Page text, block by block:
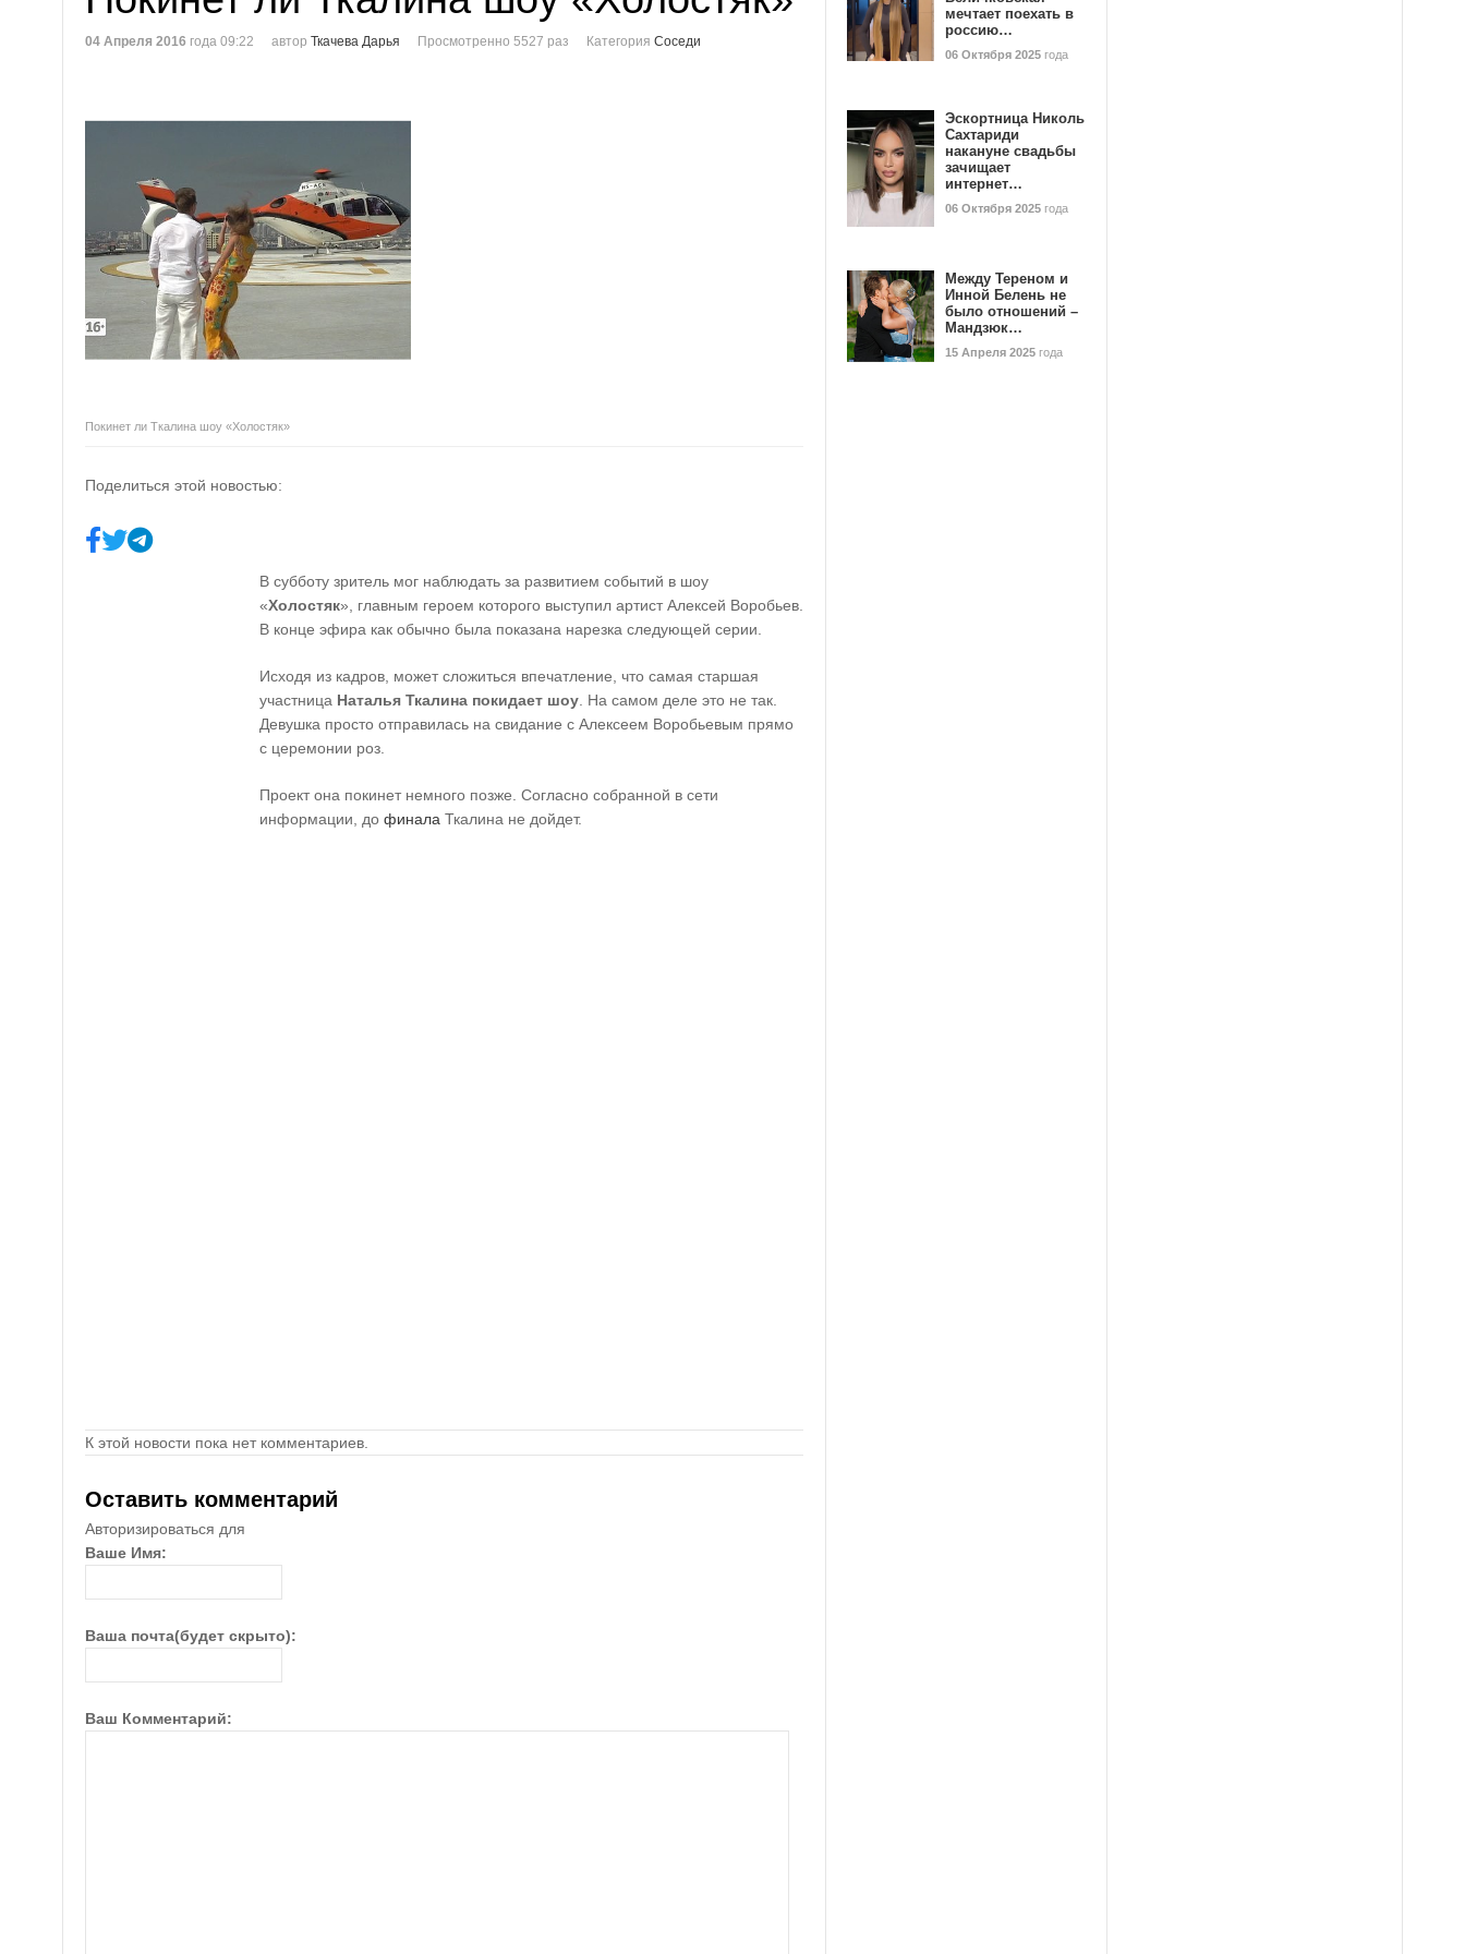
04 Апреля 2016 года 09:22 автор Ткачева Дарья Просмотренно 5527 раз Категория Соседи
Покинет ли Ткалина шоу «Холостяк»
Поделиться этой новостью:
В субботу зритель мог наблюдать за развитием событий в шоу
«Холостяк», главным героем которого выступил артист Алексей Воробьев.
В конце эфира как обычно была показана нарезка следующей серии.
Исходя из кадров, может сложиться впечатление, что самая старшая
участница Наталья Ткалина покидает шоу . На самом деле это не так.
Девушка просто отправилась на свидание с Алексеем Воробьевым прямо
с церемонии роз.
Проект она покинет немного позже. Согласно собранной в сети
информации, до финала Ткалина не дойдет.
К этой новости пока нет комментариев.
Оставить комментарий
Авторизироваться для
Ваше Имя:
Ваша почта(будет скрыто):
Ваш Комментарий:
мечтает поехать в
россию…
06 Октября 2025 года
Эскортница Николь
Сахтариди
накануне свадьбы
зачищает
интернет…
06 Октября 2025 года
Между Тереном и
Инной Белень не
было отношений –
Мандзюк…
15 Апреля 2025 года